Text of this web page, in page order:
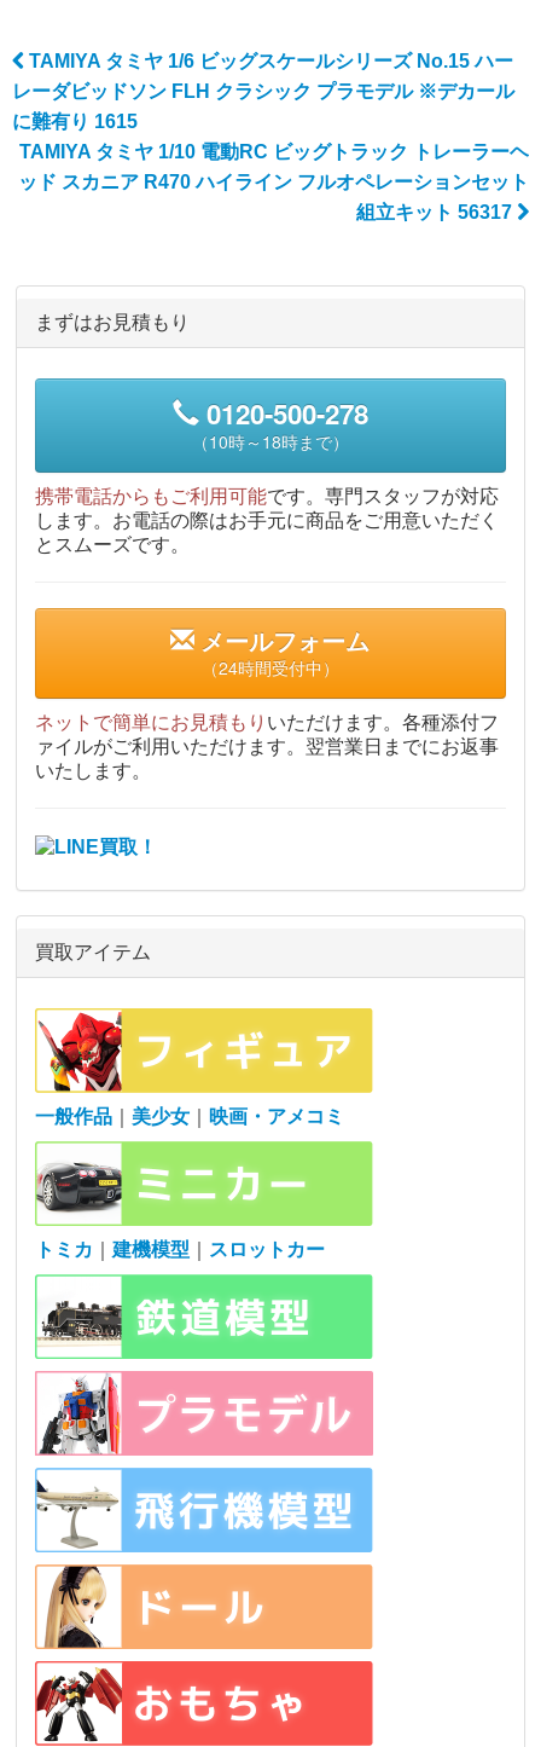
Post navigation
TAMIYA タミヤ 1/6 ビッグスケールシリーズ No.15 ハー
レーダビッドソン FLH クラシック プラモデル ※デカール
に難有り 1615
TAMIYA タミヤ 1/10 電動RC ビッグトラック トレーラーヘ
ッド スカニア R470 ハイライン フルオペレーションセット
組立キット 56317
まずはお見積もり
0120-500-278
（10時～18時まで）
携帯電話からもご利用可能です。専門スタッフが対応
します。お電話の際はお手元に商品をご用意いただく
とスムーズです。
メールフォーム
（24時間受付中）
ネットで簡単にお見積もり いただけます。各種添付フ
ァイルがご利用いただけます。翌営業日までにお返事
いたします。
買取アイテム
一般作品 美少女 映画・アメコミ
トミカ ｜建機模型 スロットカー